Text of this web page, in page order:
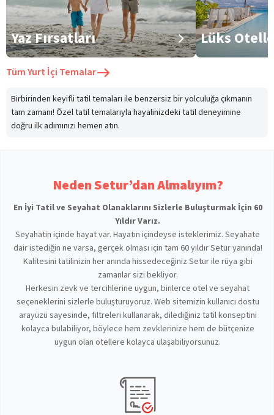
Yaz Fırsatları Lüks
TümYurt İçi Temalar
Birbirinden keyifli tatil temaları ile benzersiz bir yolculuğa çıkmanın
tam zamanı! Özel tatil temalarıyla hayalinizdeki tatil deneyimine
doğru ilk adımınızı hemen atın.
Neden Setur’dan Almalıyım?
En İyi Tatil ve Seyahat Olanaklarını Sizlerle Buluşturmak İçin 60
Yıldır Varız.
Seyahatin içinde hayat var. Hayatın içindeyse isteklerimiz. Seyahate
dair istediğin ne varsa, gerçek olması için tam 60 yıldır Setur yanında!
Kalitesini tatilinizin her anında hissedeceğiniz Setur ile rüya gibi
zamanlar sizi bekliyor.
Herkesin zevk ve tercihlerine uygun, binlerce otel ve seyahat
seçeneklerini sizlerle buluşturuyoruz. Web sitemizin kullanıcı dostu
arayüzü sayesinde, filtreleri kullanarak, dilediğiniz tatil konseptini
kolayca bulabiliyor, böylece hem zevklerinize hem de bütçenize
uygun olan otellere kolayca ulaşabiliyorsunuz.